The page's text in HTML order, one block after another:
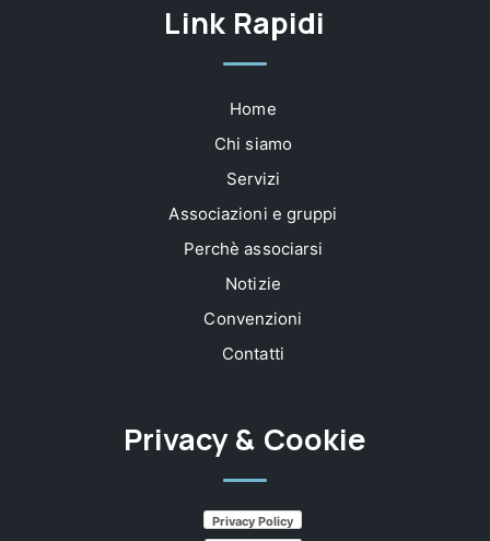
Link Rapidi
Home
Chi siamo
Servizi
Associazioni e gruppi
Perchè associarsi
Notizie
Convenzioni
Contatti
Privacy & Cookie
Privacy Policy